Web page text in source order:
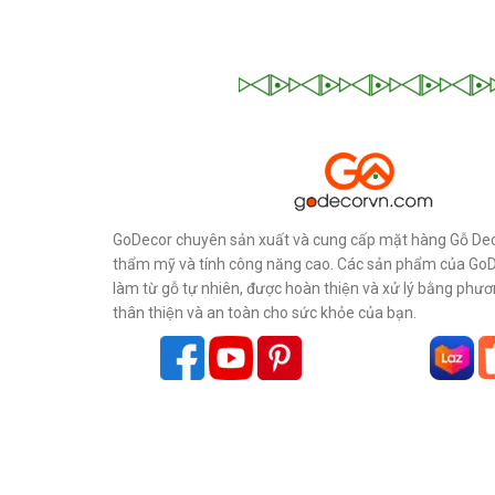
GoDecor chuyên sản xuất và cung cấp mặt hàng Gỗ
thẩm mỹ và tính công năng cao. Các sản phẩm của
làm từ gỗ tự nhiên, được hoàn thiện và xử lý bằng
thân thiện và an toàn cho sức khỏe của bạn.